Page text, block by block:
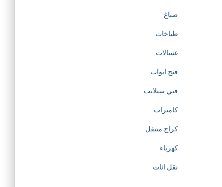
صباغ
طباخات
غسالات
فتح ابواب
فني ستلايت
كاميرات
كراج متنقل
كهرباء
نقل اثاث